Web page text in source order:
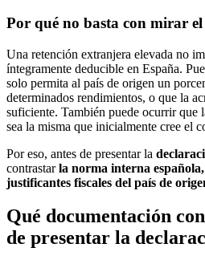
Por qué no basta con mirar
Una retención extranjera elevada no
íntegramente deducible en España.
solo permita al país de origen un
determinados rendimientos, o que la
suficiente. También puede ocurrir que
sea la misma que inicialmente cree el
Por eso, antes de presentar la
contrastarla norma interna
justificantes fiscales del país de
Qué documentación
de presentar la